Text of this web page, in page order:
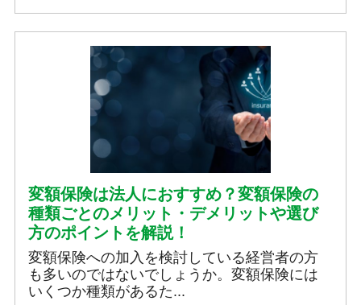
変額保険は法人におすすめ？変額保険の
種類ごとのメリット・デメリットや選び
方のポイントを解説！
変額保険への加入を検討している経営者の方
も多いのではないでしょうか。変額保険には
いくつか種類があるた...